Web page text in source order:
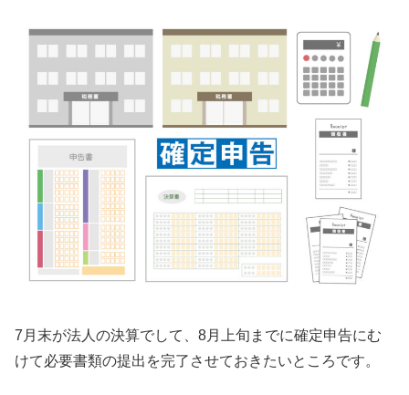
7月末が法人の決算でして、8月上旬までに確定申告にむ
けて必要書類の提出を完了させておきたいところです。